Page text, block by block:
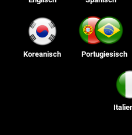
Koreanisch Portugiesisch